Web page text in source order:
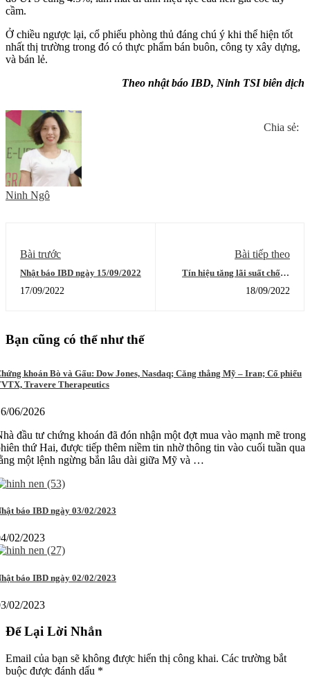
cầm.
Ở chiều ngược lại, cổ phiếu phòng thủ đáng chú ý khi thể hiện tốt
nhất thị trường trong đó có thực phẩm bán buôn, công ty xây dựng,
và bán lẻ.
Theo nhật báo IBD, Ninh TSI biên dịch
Chia sẻ:
Ninh Ngô
Bài trước
Nhật báo IBD ngày 15/09/2022
17/09/2022
Bài tiếp theo
Tín hiệu tăng lãi suất chống
ràng
18/09/2022
Bạn cũng có thể như thế
khoán Bò và Gấu: Dow Jones, Nasdaq; Căng thẳng Mỹ – Iran; Cổ phiếu
Travere Therapeutics
06/2026
đầu tư chứng khoán đã đón nhận một đợt mua vào mạnh mẽ trong
thứ Hai, được tiếp thêm niềm tin nhờ thông tin vào cuối tuần qua
một lệnh ngừng bắn lâu dài giữa Mỹ và …
báo IBD ngày 03/02/2023
02/2023
báo IBD ngày 02/02/2023
02/2023
Để Lại Lời Nhắn
Email của bạn sẽ không được hiển thị công khai. Các trường bắt
buộc được đánh dấu *